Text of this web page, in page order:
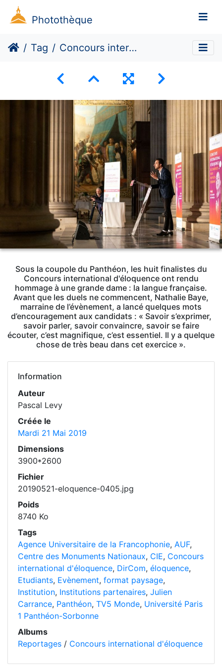
Photothèque
Tag Concours international d’éloquence : finale sous la coupole des grands hommes
Sous la coupole du Panthéon, les huit finalistes du
Concours international d'éloquence ont rendu
hommage à une grande dame : la langue française.
Avant que les duels ne commencent, Nathalie Baye,
marraine de l’évènement, a lancé quelques mots
d’encouragement aux candidats : « Savoir s’exprimer,
savoir parler, savoir convaincre, savoir se faire
écouter, c’est magnifique, c’est essentiel. Il y a quelque
chose de très beau dans cet exercice ».
Information
Auteur
Pascal Levy
Créée le
Mardi 21 Mai 2019
Dimensions
3900*2600
Fichier
20190521-eloquence-0405.jpg
Poids
8740 Ko
Tags
Agence Universitaire de la Francophonie, AUF,
Centre des Monuments Nationaux, CIE, Concours
international d'éloquence, DirCom, éloquence,
Etudiants, Evènement, format paysage,
Institution, Institutions partenaires, Julien
Carrance, Panthéon, TV5 Monde, Université Paris
1 Panthéon-Sorbonne
Albums
Reportages / Concours international d'éloquence